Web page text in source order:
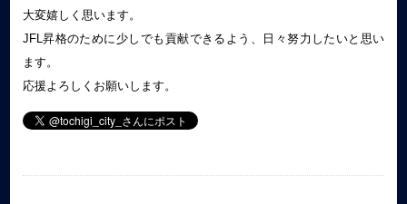
大変嬉しく思います。
JFL昇格のために少しでも貢献できるよう、日々努力したいと思い
ます。
応援よろしくお願いします。